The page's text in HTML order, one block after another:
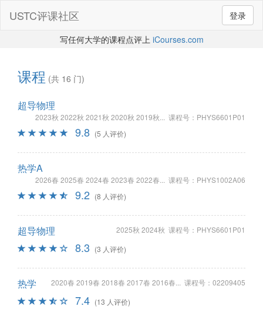
登录
USTC评课社区
写任何大学的课程点评上 iCourses.com
课程 (共 16 门)
超导物理
2023秋 2022秋 2021秋 2020秋 2019秋... 课程号：PHYS6601P01
9.8 (5 人评价)
热学A
2026春 2025春 2024春 2023春 2022春... 课程号：PHYS1002A06
9.2 (8 人评价)
超导物理 2025秋 2024秋 课程号：PHYS6601P01
8.3 (3 人评价)
热学 2020春 2019春 2018春 2017春 2016春... 课程号：02209405
7.4 (13 人评价)